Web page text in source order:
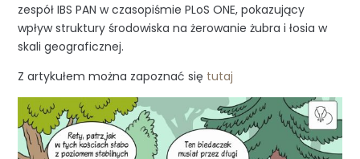
zespół IBS PAN w czasopiśmie PLoS ONE, pokazujący
wpływ struktury środowiska na żerowanie żubra i łosia w
skali geograficznej.
Z artykułem można zapoznać się tutaj